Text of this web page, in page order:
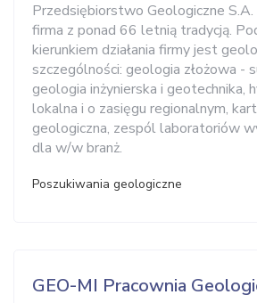
Przedsiębiorstwo Geologiczne
firma z ponad 66 letnią tradycją.
kierunkiem działania firmy jest
szczególności: geologia złożowa -
geologia inżynierska i geotechnika,
lokalna i o zasięgu regionalnym,
geologiczna, zespól laboratoriów
dla w/w branż.
Poszukiwania geologiczne
GEO-MI Pracownia